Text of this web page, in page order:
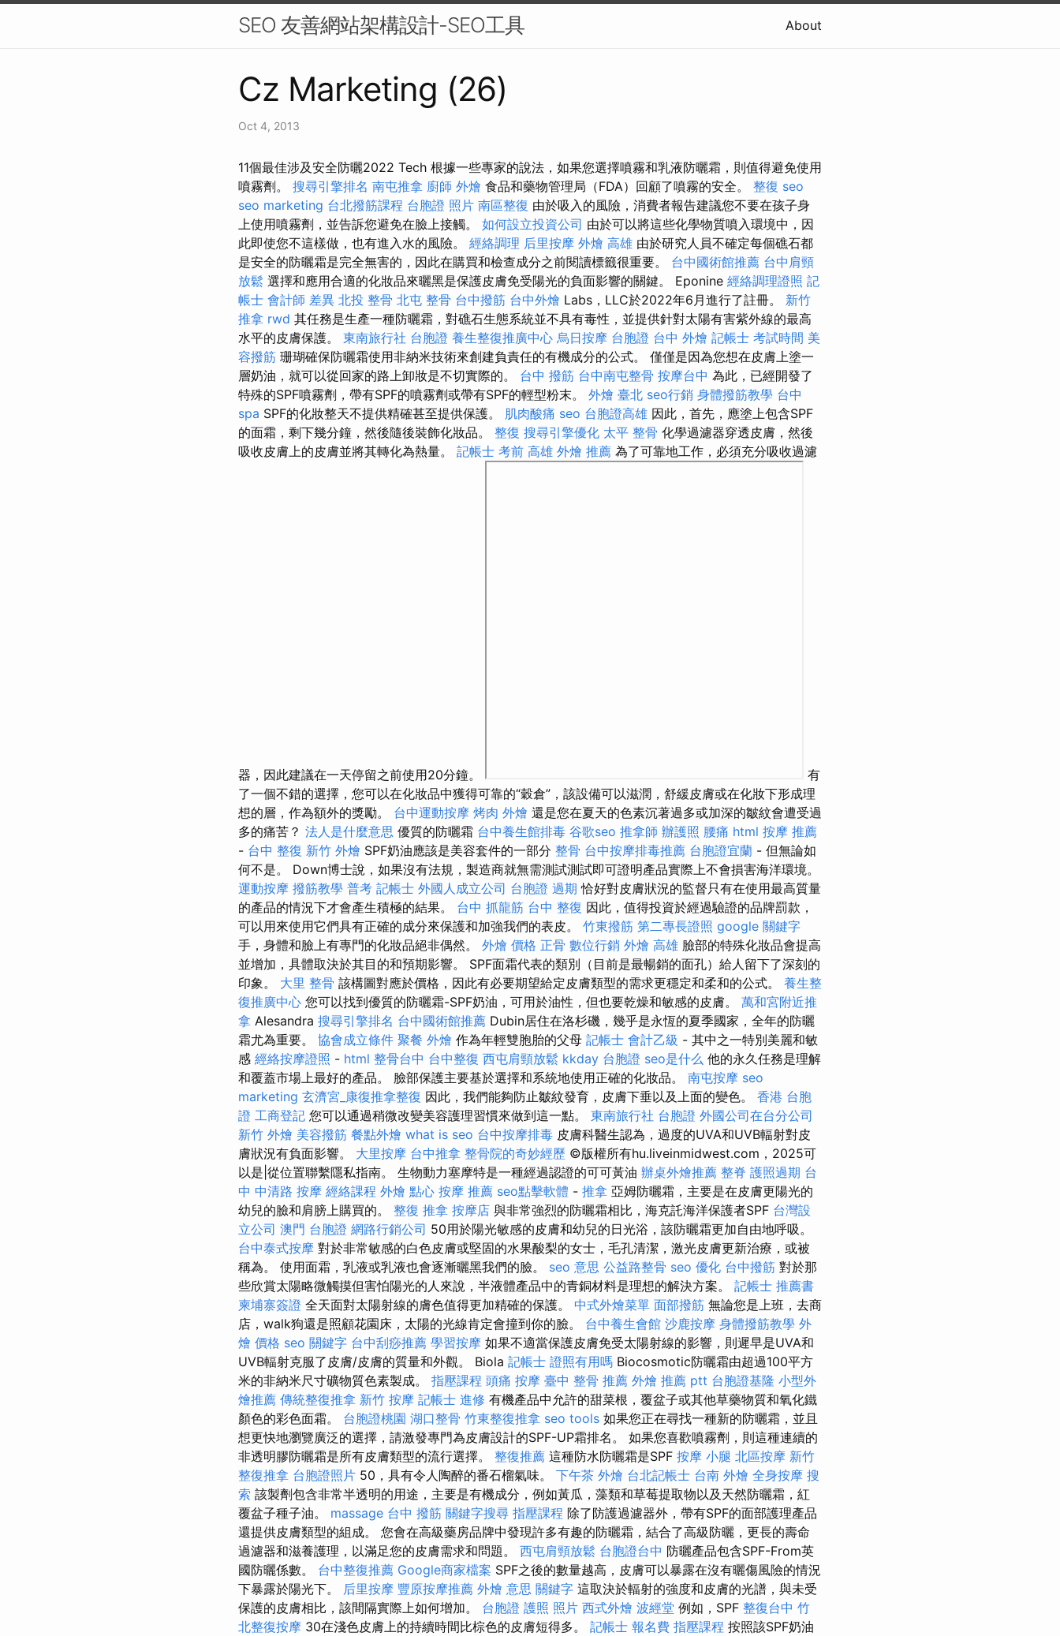
SEO 友善網站架構設計-SEO工具 About
Cz Marketing (26)
Oct 4, 2013
11個最佳涉及安全防曬2022 Tech 根據一些專家的說法，如果您選擇噴霧和乳液防曬霜，則值得避免使用
噴霧劑。 搜尋引擎排名 南屯推拿 廚師 外燴 食品和藥物管理局（FDA）回顧了噴霧的安全。 整復 seo
seo marketing 台北撥筋課程 台胞證 照片 南區整復 由於吸入的風險，消費者報告建議您不要在孩子身
上使用噴霧劑，並告訴您避免在臉上接觸。 如何設立投資公司 由於可以將這些化學物質噴入環境中，因
此即使您不這樣做，也有進入水的風險。 經絡調理 后里按摩 外燴 高雄 由於研究人員不確定每個礁石都
是安全的防曬霜是完全無害的，因此在購買和檢查成分之前閱讀標籤很重要。 台中國術館推薦 台中肩頸
放鬆 選擇和應用合適的化妝品來曬黑是保護皮膚免受陽光的負面影響的關鍵。 Eponine 經絡調理證照 記
帳士 會計師 差異 北投 整骨 北屯 整骨 台中撥筋 台中外燴 Labs，LLC於2022年6月進行了註冊。 新竹
推拿 rwd 其任務是生產一種防曬霜，對礁石生態系統並不具有毒性，並提供針對太陽有害紫外線的最高
水平的皮膚保護。 東南旅行社 台胞證 養生整復推廣中心 烏日按摩 台胞證 台中 外燴 記帳士 考試時間 美
容撥筋 珊瑚確保防曬霜使用非納米技術來創建負責任的有機成分的公式。 僅僅是因為您想在皮膚上塗一
層奶油，就可以從回家的路上卸妝是不切實際的。 台中 撥筋 台中南屯整骨 按摩台中 為此，已經開發了
特殊的SPF噴霧劑，帶有SPF的噴霧劑或帶有SPF的輕型粉末。 外燴 臺北 seo行銷 身體撥筋教學 台中
spa SPF的化妝整天不提供精確甚至提供保護。 肌肉酸痛 seo 台胞證高雄 因此，首先，應塗上包含SPF
的面霜，剩下幾分鐘，然後隨後裝飾化妝品。 整復 搜尋引擎優化 太平 整骨 化學過濾器穿透皮膚，然後
吸收皮膚上的皮膚並將其轉化為熱量。 記帳士 考前 高雄 外燴 推薦 為了可靠地工作，必須充分吸收過濾
器，因此建議在一天停留之前使用20分鐘。
有
了一個不錯的選擇，您可以在化妝品中獲得可靠的“穀倉”，該設備可以滋潤，舒緩皮膚或在化妝下形成理
想的層，作為額外的獎勵。 台中運動按摩 烤肉 外燴 還是您在夏天的色素沉著過多或加深的皺紋會遭受過
多的痛苦？ 法人是什麼意思 優質的防曬霜 台中養生館排毒 谷歌seo 推拿師 辦護照 腰痛 html 按摩 推薦
- 台中 整復 新竹 外燴 SPF奶油應該是美容套件的一部分 整骨 台中按摩排毒推薦 台胞證宜蘭 - 但無論如
何不是。 Down博士說，如果沒有法規，製造商就無需測試測試即可證明產品實際上不會損害海洋環境。
運動按摩 撥筋教學 普考 記帳士 外國人成立公司 台胞證 過期 恰好對皮膚狀況的監督只有在使用最高質量
的產品的情況下才會產生積極的結果。 台中 抓龍筋 台中 整復 因此，值得投資於經過驗證的品牌罰款，
可以用來使用它們具有正確的成分來保護和加強我們的表皮。 竹東撥筋 第二專長證照 google 關鍵字
手，身體和臉上有專門的化妝品絕非偶然。 外燴 價格 正骨 數位行銷 外燴 高雄 臉部的特殊化妝品會提高
並增加，具體取決於其目的和預期影響。 SPF面霜代表的類別（目前是最暢銷的面孔）給人留下了深刻的
印象。 大里 整骨 該構圖對應於價格，因此有必要期望給定皮膚類型的需求更穩定和柔和的公式。 養生整
復推廣中心 您可以找到優質的防曬霜-SPF奶油，可用於油性，但也要乾燥和敏感的皮膚。 萬和宮附近推
拿 Alesandra 搜尋引擎排名 台中國術館推薦 Dubin居住在洛杉磯，幾乎是永恆的夏季國家，全年的防曬
霜尤為重要。 協會成立條件 聚餐 外燴 作為年輕雙胞胎的父母 記帳士 會計乙級 - 其中之一特別美麗和敏
感 經絡按摩證照 - html 整骨台中 台中整復 西屯肩頸放鬆 kkday 台胞證 seo是什么 他的永久任務是理解
和覆蓋市場上最好的產品。 臉部保護主要基於選擇和系統地使用正確的化妝品。 南屯按摩 seo
marketing 玄濟宮_康復推拿整復 因此，我們能夠防止皺紋發育，皮膚下垂以及上面的變色。 香港 台胞
證 工商登記 您可以通過稍微改變美容護理習慣來做到這一點。 東南旅行社 台胞證 外國公司在台分公司
新竹 外燴 美容撥筋 餐點外燴 what is seo 台中按摩排毒 皮膚科醫生認為，過度的UVA和UVB輻射對皮
膚狀況有負面影響。 大里按摩 台中推拿 整骨院的奇妙經歷 ©版權所有hu.liveinmidwest.com，2025可
以是|從位置聯繫隱私指南。 生物動力塞摩特是一種經過認證的可可黃油 辦桌外燴推薦 整脊 護照過期 台
中 中清路 按摩 經絡課程 外燴 點心 按摩 推薦 seo點擊軟體 - 推拿 亞姆防曬霜，主要是在皮膚更陽光的
幼兒的臉和肩膀上購買的。 整復 推拿 按摩店 與非常強烈的防曬霜相比，海克託海洋保護者SPF 台灣設
立公司 澳門 台胞證 網路行銷公司 50用於陽光敏感的皮膚和幼兒的日光浴，該防曬霜更加自由地呼吸。
台中泰式按摩 對於非常敏感的白色皮膚或堅固的水果酸梨的女士，毛孔清潔，激光皮膚更新治療，或被
稱為。 使用面霜，乳液或乳液也會逐漸曬黑我們的臉。 seo 意思 公益路整骨 seo 優化 台中撥筋 對於那
些欣賞太陽略微觸摸但害怕陽光的人來說，半液體產品中的青銅材料是理想的解決方案。 記帳士 推薦書
柬埔寨簽證 全天面對太陽射線的膚色值得更加精確的保護。 中式外燴菜單 面部撥筋 無論您是上班，去商
店，walk狗還是照顧花園床，太陽的光線肯定會撞到你的臉。 台中養生會館 沙鹿按摩 身體撥筋教學 外
燴 價格 seo 關鍵字 台中刮痧推薦 學習按摩 如果不適當保護皮膚免受太陽射線的影響，則遲早是UVA和
UVB輻射克服了皮膚/皮膚的質量和外觀。 Biola 記帳士 證照有用嗎 Biocosmotic防曬霜由超過100平方
米的非納米尺寸礦物質色素製成。 指壓課程 頭痛 按摩 臺中 整骨 推薦 外燴 推薦 ptt 台胞證基隆 小型外
燴推薦 傳統整復推拿 新竹 按摩 記帳士 進修 有機產品中允許的甜菜根，覆盆子或其他草藥物質和氧化鐵
顏色的彩色面霜。 台胞證桃園 湖口整骨 竹東整復推拿 seo tools 如果您正在尋找一種新的防曬霜，並且
想更快地瀏覽廣泛的選擇，請激發專門為皮膚設計的SPF-UP霜排名。 如果您喜歡噴霧劑，則這種連續的
非透明膠防曬霜是所有皮膚類型的流行選擇。 整復推薦 這種防水防曬霜是SPF 按摩 小腿 北區按摩 新竹
整復推拿 台胞證照片 50，具有令人陶醉的番石榴氣味。 下午茶 外燴 台北記帳士 台南 外燴 全身按摩 搜
索 該製劑包含非常半透明的用途，主要是有機成分，例如黃瓜，藻類和草莓提取物以及天然防曬霜，紅
覆盆子種子油。 massage 台中 撥筋 關鍵字搜尋 指壓課程 除了防護過濾器外，帶有SPF的面部護理產品
還提供皮膚類型的組成。 您會在高級藥房品牌中發現許多有趣的防曬霜，結合了高級防曬，更長的壽命
過濾器和滋養護理，以滿足您的皮膚需求和問題。 西屯肩頸放鬆 台胞證台中 防曬產品包含SPF-From英
國防曬係數。 台中整復推薦 Google商家檔案 SPF之後的數量越高，皮膚可以暴露在沒有曬傷風險的情況
下暴露於陽光下。 后里按摩 豐原按摩推薦 外燴 意思 關鍵字 這取決於輻射的強度和皮膚的光譜，與未受
保護的皮膚相比，該間隔實際上如何增加。 台胞證 護照 照片 西式外燴 波經堂 例如，SPF 整復台中 竹
北整復按摩 30在淺色皮膚上的持續時間比棕色的皮膚短得多。 記帳士 報名費 指壓課程 按照該SPF奶油